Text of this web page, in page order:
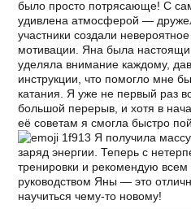
было просто потрясающе! С
удивлена атмосферой —
участники создали
мотивации. Яна была
уделяла внимание каждому,
инструкции, что помогло мне
катания. Я уже не первый раз
большой перерыв, и хотя в
её советам я смогла быстро
Я получила
заряд энергии. Теперь с
тренировки и рекомендую всем
руководством Яны — это
научиться чему-то новому!